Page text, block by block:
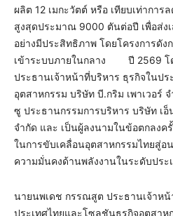
ผลิต 12 เมกะวัตต์ หรือ เทียบเท่ากา
สูงสุดประมาณ 9000 ตันต่อปี เพื่อส่ง
อย่างมีประสิทธิภาพ โดยโครงการดัง
เข้าระบบภายในกลาง ปี 2569 โ
ประธานเจ้าหน้าที่บริหาร ธุรกิจในป
อุตสาหกรรม บริษัท บี.กริม เพาเวอร์
ซู ประธานกรรมการบริหาร บริษัท เอ็
จำกัด และ เป็นผู้ลงนามในข้อตกลง
ในการขับเคลื่อนอุตสาหกรรมไทยสู่อ
ความมั่นคงด้านพลังงานในระดับประ
นายนพเดช กรรณสูต ประธานเจ้าห
ประเทศไทยและโซลูชันธุรกิจอุตสาห